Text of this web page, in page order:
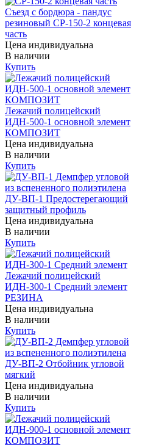
Съезд с бордюра - пандус
резиновый СР-150-2 концевая
часть
Цена индивидуальна
В наличии
Купить
Лежачий полицейский
ИДН-500-1 основной элемент
КОМПОЗИТ
Цена индивидуальна
В наличии
Купить
ДУ-ВП-1 Предостерегающий
защитный профиль
Цена индивидуальна
В наличии
Купить
Лежачий полицейский
ИДН-300-1 Средний элемент
РЕЗИНА
Цена индивидуальна
В наличии
Купить
ДУ-ВП-2 Отбойник угловой
мягкий
Цена индивидуальна
В наличии
Купить